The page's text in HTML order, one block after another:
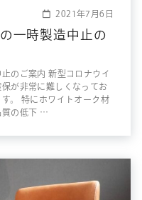
2021年7月6日
一時製造中止の
のご案内 新型コロナウイ
が非常に難しくなってお
。 特にホワイトオーク材
質の低下 …